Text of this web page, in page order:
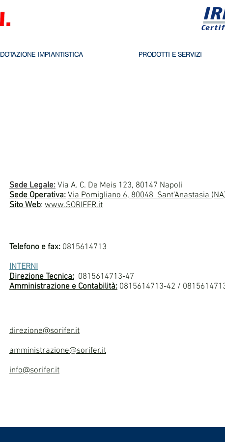
DOTAZIONE IMPIANTISTICA PRODOTTI E SERVIZI
Sede Legale: Via A. C. De Meis 123, 80147 Napoli
Sede Operativa: Via Pomigliano 6, 80048 Sant’Anastasia
Sito Web: www.SORIFER.it
Telefono e fax: 0815614713
INTERNI
Direzione Tecnica: 0815614713-47
Amministrazione e Contabilità: 0815614713-42 /
direzione@sorifer.it
amministrazione@sorifer.it
info@sorifer.it